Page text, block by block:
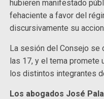
hubieren manifestado
fehaciente a favor del
discursivamente su
La sesión del Consejo
las 17, y el tema promete
los distintos integrantes
Los abogados José